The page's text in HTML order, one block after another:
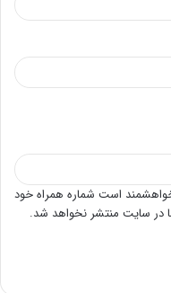
خواهشمند است شماره همراه خود
در سایت منتشر نخواهد شد.